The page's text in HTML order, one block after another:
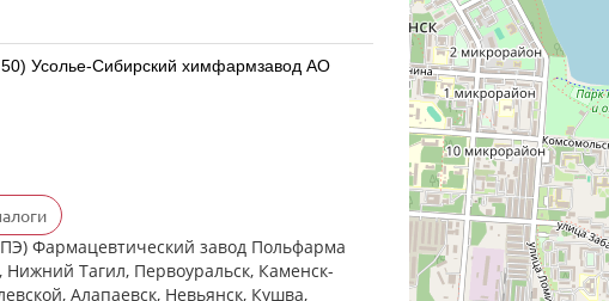
Усолье-Сибирский химфармзавод АО
Усолье-Сибирский химфармзавод АО
Фармацевтический завод Польфарма
Тагил, Первоуральск, Каменск-
Алапаевск, Невьянск, Кушва,